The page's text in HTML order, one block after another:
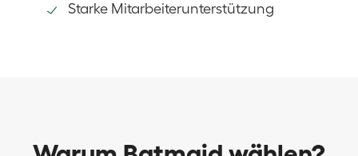
Starke Mitarbeiterunterstützung